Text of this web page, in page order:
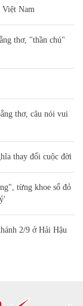
Việt Nam
thơ, "thần chú"
thơ, câu nói vui
thay đổi cuộc đời
từng khoe sổ đỏ
2/9 ở Hải Hậu